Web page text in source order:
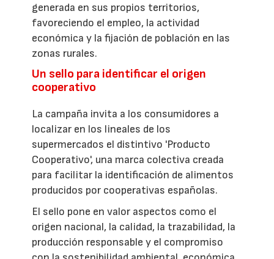
generada en sus propios territorios,
favoreciendo el empleo, la actividad
económica y la fijación de población en las
zonas rurales.
Un sello para identificar el origen
cooperativo
La campaña invita a los consumidores a
localizar en los lineales de los
supermercados el distintivo 'Producto
Cooperativo', una marca colectiva creada
para facilitar la identificación de alimentos
producidos por cooperativas españolas.
El sello pone en valor aspectos como el
origen nacional, la calidad, la trazabilidad, la
producción responsable y el compromiso